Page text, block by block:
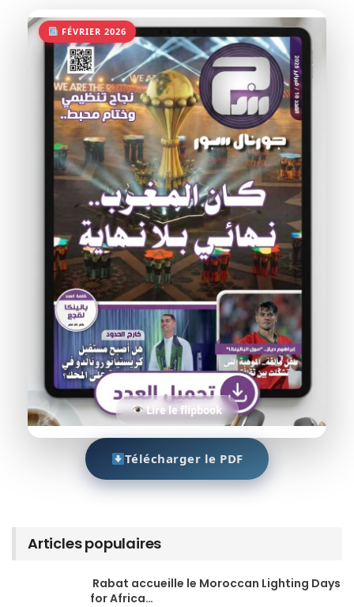
FÉVRIER 2026
Lire le flipbook
Télécharger le PDF
Articles populaires
Rabat accueille le Moroccan Lighting Days
for Africa…